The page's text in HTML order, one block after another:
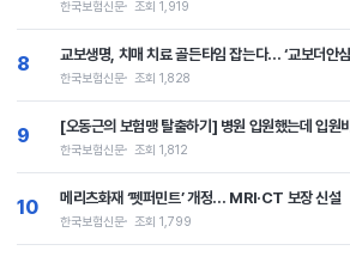
한국보험신문 조회 1,919
8 교보생명, 치매 치료 골든타임 잡는다… ‘교보더안
한국보험신문 조회 1,828
9 [오동근의 보험맹 탈출하기] 병원 입원했는데 입원
한국보험신문 조회 1,812
10 메리츠화재 ‘펫퍼민트’ 개정… MRI·CT 보장 신설
한국보험신문 조회 1,799